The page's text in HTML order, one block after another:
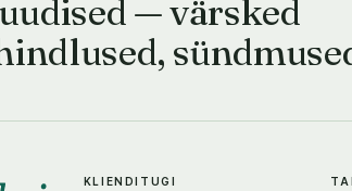
— värsked
KLIENDITUGI